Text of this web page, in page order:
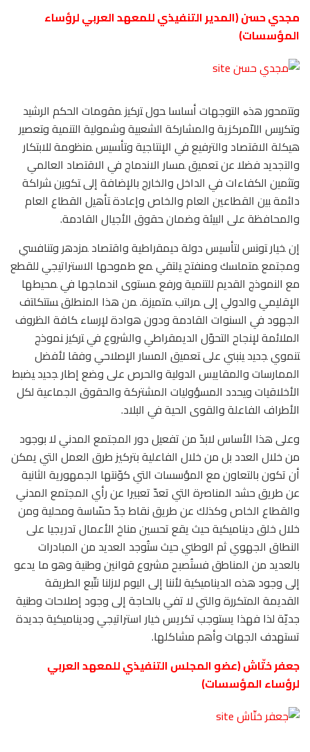
مجدي حسن (المدير التنفيذي للمعهد العربي لرؤساء
المؤسسات)
وﺘﺘﻤﺤور ﻫذﻩ التوجهات أﺴﺎﺴﺎ ﺤول ﺘرﻜﻴز ﻤﻘوﻤﺎت الحكم الرشيد
وﺘﻜرﻴس اللاّمركزية والمشاركة الشعبية وشمولية التنمية وﺘﻌﺼﻴر
ﻫﻴﻜﻠﺔ الاقتصاد والترفيع ﻓﻲ اﻹﻨﺘﺎﺠﻴﺔ وﺘﺄﺴﻴس ﻤﻨظوﻤﺔ للابتكار
والتجديد ﻓﻀﻼ ﻋن ﺘﻌﻤﻴق ﻤﺴﺎر الاندماج ﻓﻲ الاقتصاد العالمي
وﺘﺜﻤﻴن الكفاءات في الداخل والخارج بالإضافة إلى ﺘﻜوﻴن ﺸراﻜﺔ
داﺌﻤﺔ ﺒﻴن القطاعين العام والخاص وإعادة ﺘﺄﻫﻴل القطاع العام
والمحافظة ﻋﻠﻰ البيئة وﻀﻤﺎن ﺤﻘوق الأجيال القادمة.
إن ﺨﻴﺎر ﺘوﻨس لتأسيس دولة دﻴﻤﻘراطﻴﺔ واﻗﺘﺼﺎد ﻤزدﻫر وﺘﻨﺎﻓﺴﻲ
وﻤﺠﺘﻤﻊ ﻤﺘﻤﺎﺴك وﻤﻨﻔﺘﺢ ﻴﻠﺘﻘﻲ ﻤﻊ طﻤوﺤﻬﺎ الاستراتيجي للقطع
مع النموذج القديم للتنمية ورﻓﻊ ﻤﺴﺘوى اﻨدﻤﺎﺠﻬﺎ ﻓﻲ ﻤﺤﻴطﻬﺎ
الإقليمي والدولي إلى ﻤراﺘب ﻤﺘﻤﻴزة. ﻤن ﻫذا المنطلق ﺴﺘﺘﻜﺎﺘف
الجهود ﻓﻲ السنوات القادمة ودون ﻫوادة لإرساء ﻜﺎﻓﺔ الظروف
الملائمة ﻹﻨﺠﺎح التحوّل الديمقراطي والشروع ﻓﻲ ﺘرﻜﻴز ﻨﻤوذج
ﺘﻨﻤوي ﺠدﻴد ﻴﻨﺒﻨﻲ ﻋﻠﻰ ﺘﻌﻤﻴق المسار الإصلاحي وﻓﻘﺎ ﻷﻓﻀل
الممارسات والمقاييس الدولية والحرص ﻋﻠﻰ وﻀﻊ إطﺎر ﺠدﻴد ﻴﻀﺒط
الأخلاقيات وﻴﺤدد المسؤوليات المشتركة والحقوق الجماعية لكل
الأطراف الفاعلة والقوى الحية في البلاد.
وعلى هذا الأساس لابدّ من تفعيل دور المجتمع المدني لا بوجود
من خلال العدد بل من خلال الفاعلية بتركيز طرق العمل التي يمكن
أن تكون بالتعاون مع المؤسسات التي كوّنتها الجمهورية الثانية
عن طريق حشد المناصرة التي تعدّ تعبيرا عن رأي المجتمع المدني
والقطاع الخاص وكذلك عن طريق نقاط جدّ حسّاسة ومحلية ومن
خلال خلق ديناميكية حيث يقع تحسين مناخ الأعمال تدريجيا على
النطاق الجهوي ثم الوطني حيث ستُوجد العديد من المبادرات
بالعديد من المناطق فستُصبح مشروع قوانين وطنية وهو ما يدعو
إلى وجود هذه الديناميكية لأننا إلى اليوم لازلنا نتّبع الطريقة
القديمة المتكررة والتي لا تفي بالحاجة إلى وجود إصلاحات وطنية
جديّة لذا فهذا يستوجب تكريس خيار استراتيجي وديناميكية جديدة
تستهدف الجهات وأهم مشاكلها.
جعفر ختّاش (عضو المجلس التنفيذي للمعهد العربي
لرؤساء المؤسسات)